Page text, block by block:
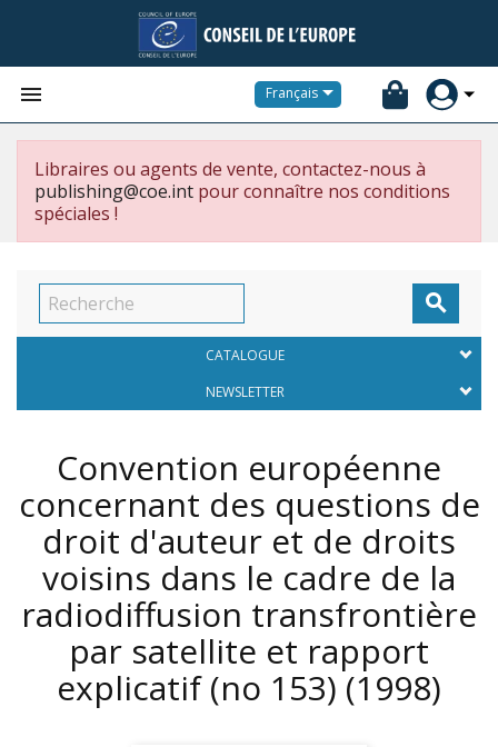
 Français
Libraires ou agents de vente, contactez-nous à
publishing@coe.int pour connaître nos conditions
spéciales !

CATALOGUE
NEWSLETTER
Convention européenne
concernant des questions de
droit d'auteur et de droits
voisins dans le cadre de la
radiodiffusion transfrontière
par satellite et rapport
explicatif (no 153) (1998)